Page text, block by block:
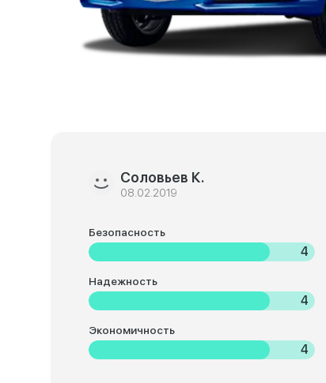
Соловьев К.
08.02.2019
Безопасность
4
Надежность
4
Экономичность
4